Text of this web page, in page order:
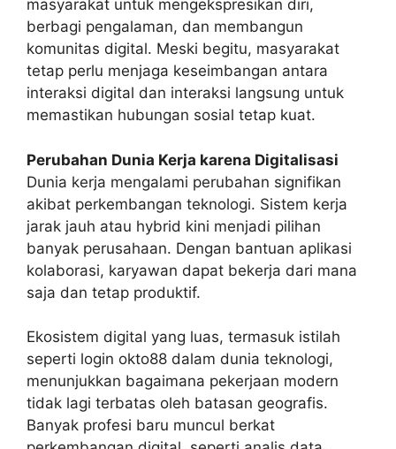
masyarakat untuk mengekspresikan diri,
berbagi pengalaman, dan membangun
komunitas digital. Meski begitu, masyarakat
tetap perlu menjaga keseimbangan antara
interaksi digital dan interaksi langsung untuk
memastikan hubungan sosial tetap kuat.
Perubahan Dunia Kerja karena Digitalisasi
Dunia kerja mengalami perubahan signifikan
akibat perkembangan teknologi. Sistem kerja
jarak jauh atau hybrid kini menjadi pilihan
banyak perusahaan. Dengan bantuan aplikasi
kolaborasi, karyawan dapat bekerja dari mana
saja dan tetap produktif.
Ekosistem digital yang luas, termasuk istilah
seperti login okto88 dalam dunia teknologi,
menunjukkan bagaimana pekerjaan modern
tidak lagi terbatas oleh batasan geografis.
Banyak profesi baru muncul berkat